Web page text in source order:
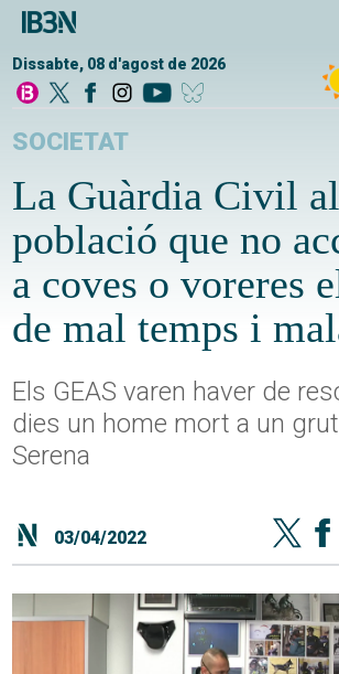
Dissabte, 08 d'agost de 2026
SOCIETAT
La Guàrdia Civil
població que no
a coves o voreres
de mal temps i
Els GEAS varen haver de
dies un home mort a un
Serena
03/04/2022